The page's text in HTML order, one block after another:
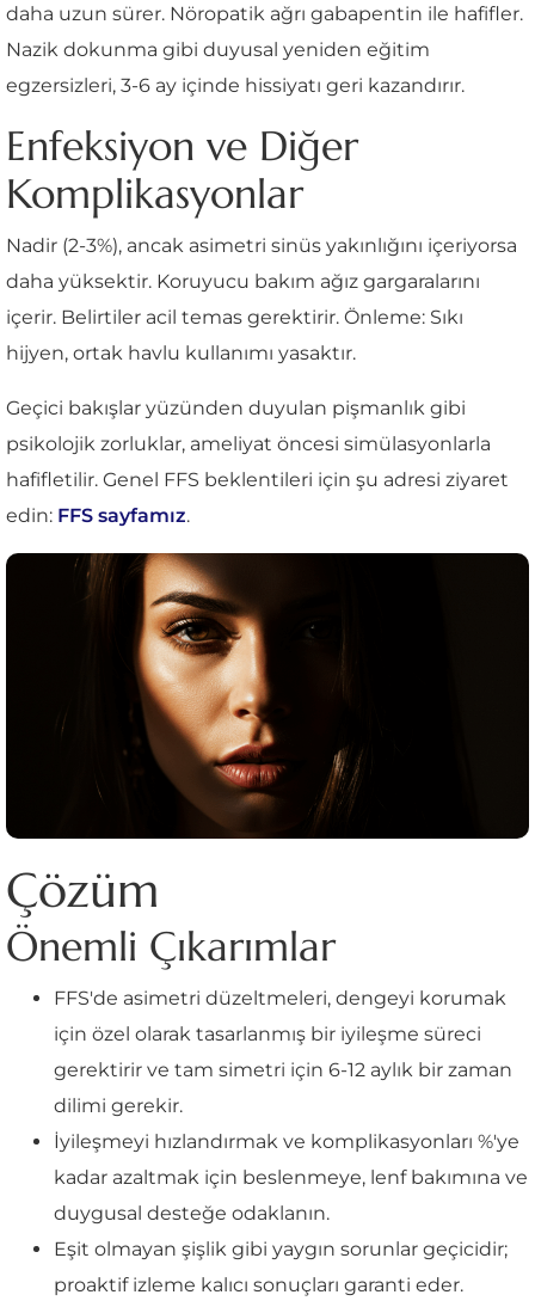
daha uzun sürer. Nöropatik ağrı gabapentin ile hafifler.
Nazik dokunma gibi duyusal yeniden eğitim
egzersizleri, 3-6 ay içinde hissiyatı geri kazandırır.
Enfeksiyon ve Diğer
Komplikasyonlar
Nadir (2-3%), ancak asimetri sinüs yakınlığını içeriyorsa
daha yüksektir. Koruyucu bakım ağız gargaralarını
içerir. Belirtiler acil temas gerektirir. Önleme: Sıkı
hijyen, ortak havlu kullanımı yasaktır.
Geçici bakışlar yüzünden duyulan pişmanlık gibi
psikolojik zorluklar, ameliyat öncesi simülasyonlarla
hafifletilir. Genel FFS beklentileri için şu adresi ziyaret
edin: FFS sayfamız.
Çözüm
Önemli Çıkarımlar
FFS'de asimetri düzeltmeleri, dengeyi korumak
için özel olarak tasarlanmış bir iyileşme süreci
gerektirir ve tam simetri için 6-12 aylık bir zaman
dilimi gerekir.
İyileşmeyi hızlandırmak ve komplikasyonları %'ye
kadar azaltmak için beslenmeye, lenf bakımına ve
duygusal desteğe odaklanın.
Eşit olmayan şişlik gibi yaygın sorunlar geçicidir;
proaktif izleme kalıcı sonuçları garanti eder.